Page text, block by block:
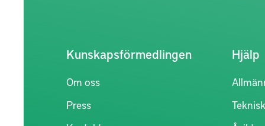
Kunskapsförmedlingen
Om oss
Press
Hjälp